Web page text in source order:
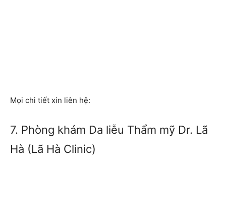
Mọi chi tiết xin liên hệ:
7. Phòng khám Da liễu Thẩm mỹ Dr. Lã
Hà (Lã Hà Clinic)